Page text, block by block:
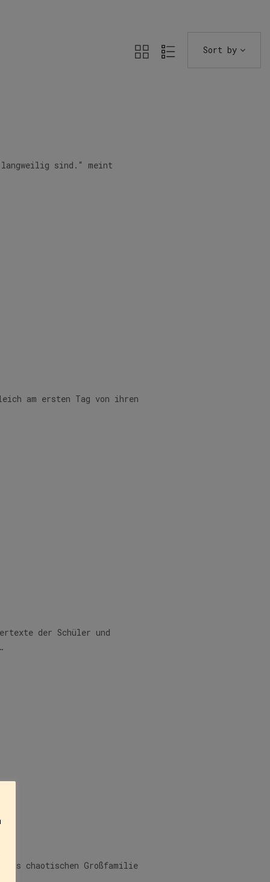
Sort by
sind.“ meint
am ersten Tag von ihren
der Schüler und
chaotischen Großfamilie